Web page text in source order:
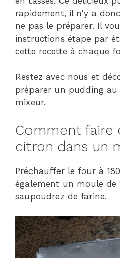
rapidement, il n'y a
ne pas le préparer. Il
instructions étape par
cette recette à chaque
Restez avec nous et
préparer un pudding
mixeur.
Comment faire
citron dans un
Préchauffer le four à
également un moule de
saupoudrez de farine.